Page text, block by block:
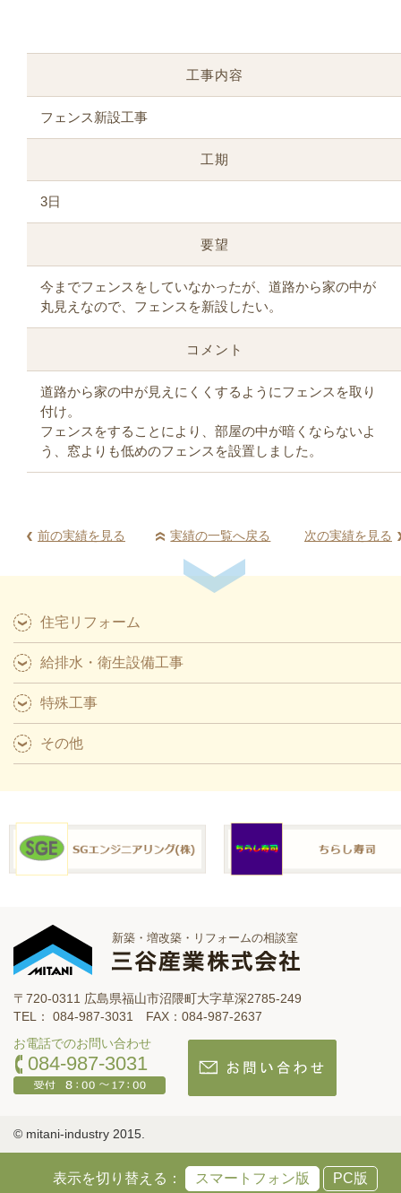
工事内容
フェンス新設工事
工期
3日
要望
今までフェンスをしていなかったが、道路から家の中が
丸見えなので、フェンスを新設したい。
コメント
道路から家の中が見えにくくするようにフェンスを取り
付け。
フェンスをすることにより、部屋の中が暗くならないよ
う、窓よりも低めのフェンスを設置しました。
前の実績を見る 実績の一覧へ戻る 次の実績を見る
住宅リフォーム
給排水・衛生設備工事
特殊工事
その他
新築・増改築・リフォームの相談室
〒720-0311 広島県福山市沼隈町大字草深2785-249
TEL： 084-987-3031 FAX：084-987-2637
お電話でのお問い合わせ
084-987-3031
© mitani-industry 2015.
表示を切り替える： スマートフォン版 PC版